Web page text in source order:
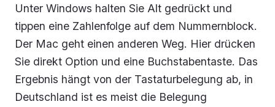
Unter Windows halten Sie Alt gedrückt und
tippen eine Zahlenfolge auf dem Nummernblock.
Der Mac geht einen anderen Weg. Hier drücken
Sie direkt Option und eine Buchstabentaste. Das
Ergebnis hängt von der Tastaturbelegung ab, in
Deutschland ist es meist die Belegung